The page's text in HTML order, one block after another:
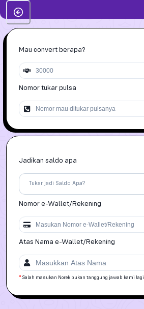
Mau convert berapa?
Nomor tukar pulsa
Jadikan saldo apa
Tukar jadi Saldo Apa?
Nomor e-Wallet/Rekening
Atas Nama e-Wallet/Rekening
* Salah masukan Norek bukan tanggung jawab kami lagi